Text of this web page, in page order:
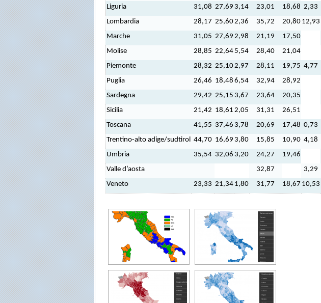
Liguria
31,08 27,69 3,14 23,01 18,68 2,33
Lombardia
28,17 25,602,36 35,72 20,80 12,93
Marche
31,05 27,69 2,98 21,19 17,50
Molise
28,85 22,64 5,54 28,40 21,04
Piemonte
28,32 25,102,97 28,11 19,75 4,77
Puglia
26,46 18,48 6,54 32,94 28,92
Sardegna
29,42 25,15 3,67 23,64 20,35
Sicilia
21,42 18,61 2,05 31,31 26,51
Toscana
41,55 37,46 3,78 20,69 17,48 0,73
Trentino-alto adige/sudtirol 44,70 16,69 3,80 15,85 10,90 4,18
Umbria
35,54 32,06 3,20 24,27 19,46
Valle d’aosta
32,87 3,29
Veneto
23,33 21,34 1,80 31,77 18,67 10,53